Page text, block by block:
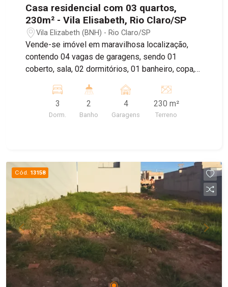
Casa residencial com 03 quartos,
230m² - Vila Elisabeth, Rio Claro/SP
Vila Elizabeth (BNH) - Rio Claro/SP
Vende-se imóvel em maravilhosa localização,
contendo 04 vagas de garagens, sendo 01
coberto, sala, 02 dormitórios, 01 banheiro, copa,
dormitório e 01 banheiro
3
Dorm.
2
Banho
4
Garagens
230 m²
Terreno
Cód. 13158